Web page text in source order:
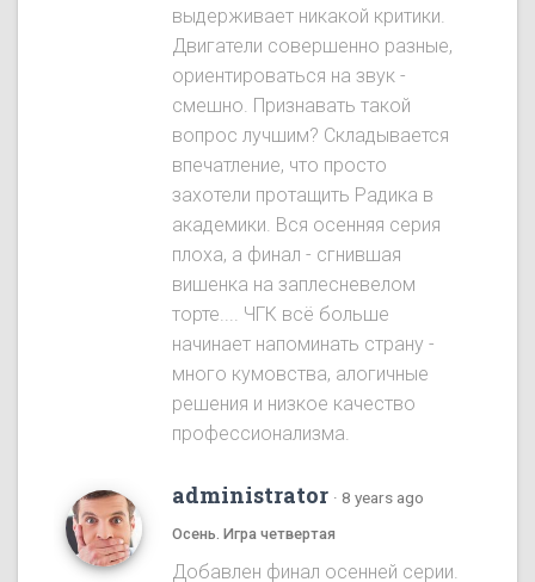
выдерживает никакой критики.
Двигатели совершенно разные,
ориентироваться на звук -
смешно. Признавать такой
вопрос лучшим? Складывается
впечатление, что просто
захотели протащить Радика в
академики. Вся осенняя серия
плоха, а финал - сгнившая
вишенка на заплесневелом
торте.... ЧГК всё больше
начинает напоминать страну -
много кумовства, алогичные
решения и низкое качество
профессионализма.
administrator · 8 years ago
Осень. Игра четвертая
Добавлен финал осенней серии.